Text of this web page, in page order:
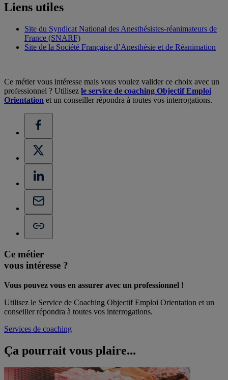
Liens utiles
Site du Syndicat National des Anesthésistes-réanimateurs de
France (SNARF)
Site de la Société Française d’Anesthésie et de Réanimation
Ce métier vous intéresse mais vous voulez valider ce choix avec un
professionnel ? Utilisez le service de coaching Objectif Emploi
Orientation et un conseiller répondra à toutes vos interrogations.
Ce métier
vous intéresse ?
Vous pouvez vous en assurer avec un professionnel !
Utilisez le Service de Coaching Objectif Emploi Orientation et un
conseiller répondra à toutes vos interrogations.
Services de coaching
Ça pourrait vous plaire...